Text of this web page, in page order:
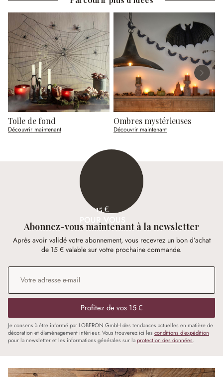
Toile de fond
Découvrir maintenant
Ombres mystérieuses
Découvrir maintenant
15 €
POUR VOUS
Abonnez-vous maintenant à la newsletter
Après avoir validé votre abonnement, vous recevrez un bon d’achat
de 15 € valable sur votre prochaine commande.
Adresse e-mail
Profitez de vos 15 €
Je consens à être informé par LOBERON GmbH des tendances actuelles en matière de
décoration et d'aménagement intérieur. Vous trouverez ici les conditions d'expédition
pour la newsletter et les informations générales sur laprotection des données.